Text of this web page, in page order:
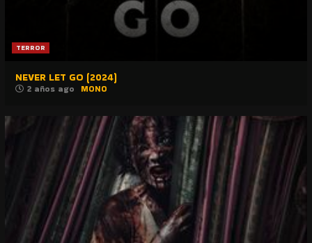
TERROR
NEVER LET GO (2024)
2 años ago MONO